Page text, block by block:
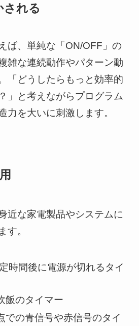
される
ば、単純な「ON/OFF」の
雑な連続動作やパターン動
「どうしたらもっと効率的
」と考えながらプログラム
力を大いに刺激します。
近な家電製品やシステムに
す。
定時間後に電源が切れるタイ
飯のタイマー
での青信号や赤信号のタイ